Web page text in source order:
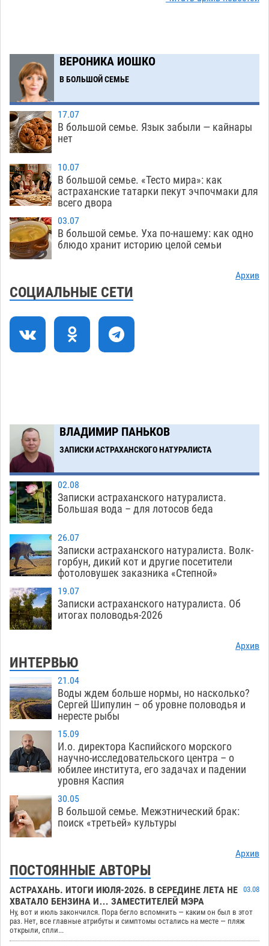
16:31
Всероссийская летняя перепись воробьев
стартует в Астрахани
15:58
Астраханские пожарные поезда с начала года
десять раз выезжали на борьбу с огнем
05.08 385
15:14 Гость из Чечни утонул в реке под Астраханью
14:38
Попытка спасти знакомого привела трех
астраханок под уголовную статью
14:00
Тысяча четыреста астраханцев пересели на
электромобили
05.08
поставил жителей перед непростым выбором
12:51
Младенец погиб в крупном пожаре в
Астрахани
Загрузить еще
ВЕРОНИКА ИОШКО
В БОЛЬШОЙ СЕМЬЕ
17.07
В большой семье. Язык забыли — кайнары
нет
10.07
В большой семье. «Тесто мира»: как
астраханские татарки пекут эчпочмаки для
всего двора
03.07
В большой семье. Уха по-нашему: как одно
блюдо хранит историю целой семьи
Архив
СОЦИАЛЬНЫЕ СЕТИ
ВЛАДИМИР ПАНЬКОВ
ЗАПИСКИ АСТРАХАНСКОГО НАТУРАЛИСТА
02.08
Записки астраханского натуралиста.
Большая вода – для лотосов беда
26.07
Записки астраханского натуралиста. Волк-
горбун, дикий кот и другие посетители
фотоловушек заказника «Степной»
19.07
Записки астраханского натуралиста. Об
итогах половодья-2026
Архив
ИНТЕРВЬЮ
21.04
Воды ждем больше нормы, но насколько?
Сергей Шипулин – об уровне половодья и
нересте рыбы
15.09
И.о. директора Каспийского морского
научно-исследовательского центра – о
юбилее института, его задачах и падении
уровня Каспия
30.05
В большой семье. Межэтнический брак:
поиск «третьей» культуры
Архив
ПОСТОЯННЫЕ АВТОРЫ
АСТРАХАНЬ. ИТОГИ ИЮЛЯ-2026. В СЕРЕДИНЕ ЛЕТА НЕ
ХВАТАЛО БЕНЗИНА И… ЗАМЕСТИТЕЛЕЙ МЭРА
03.08
Ну, вот и июль закончился. Пора бегло вспомнить — каким он был в этот
раз. Нет, все главные атрибуты и симптомы остались на месте — пляж
открыли, спли...